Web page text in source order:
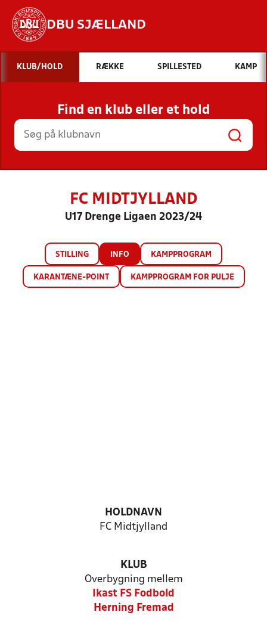
DBU SJÆLLAND
Hvad vil du søge efter?
INDHOLD OG NYHEDER
STILLINGER, RESULTATER, KLUBBER OG
HOLD
KLUB/HOLD RÆKKE SPILLESTED KAMP
Find en klub eller et hold
FC MIDTJYLLAND
U17 Drenge Ligaen 2023/24
STILLING INFO KAMPPROGRAM
KARANTÆNE-POINT KAMPPROGRAM FOR PULJE
HOLDNAVN
FC Midtjylland
KLUB
Overbygning mellem
Ikast FS Fodbold
Herning Fremad